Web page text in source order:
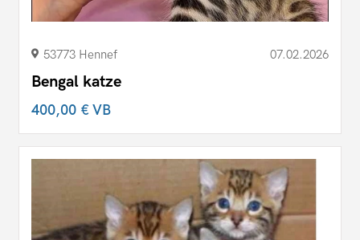
53773 Hennef 07.02.2026
Bengal katze
400,00 €VB